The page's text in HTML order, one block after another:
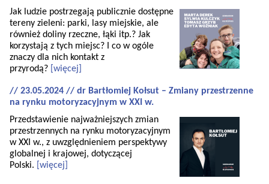
Jak ludzie postrzegają publicznie dostępne
tereny zieleni: parki, lasy miejskie, ale
również doliny rzeczne, łąki itp.? Jak
korzystają z tych miejsc? I co w ogóle
znaczy dla nich kontakt z
przyrodą? [więcej]
// 23.05.2024 // dr Bartłomiej Kołsut – Zmiany przestrzenne
na rynku motoryzacyjnym w XXI w.
Przedstawienie najważniejszych zmian
przestrzennych na rynku motoryzacyjnym
w XXI w., z uwzględnieniem perspektywy
globalnej i krajowej, dotyczącej
Polski.
[więcej]